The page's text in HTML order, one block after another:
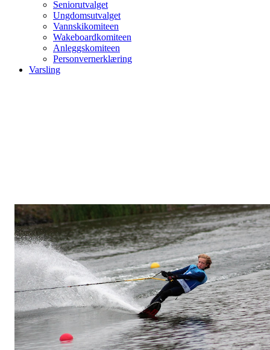
Seniorutvalget
Ungdomsutvalget
Vannskikomiteen
Wakeboardkomiteen
Anleggskomiteen
Personvernerklæring
Varsling